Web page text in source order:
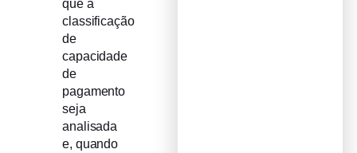
que a
classificação
de
capacidade
de
pagamento
seja
analisada
e, quando